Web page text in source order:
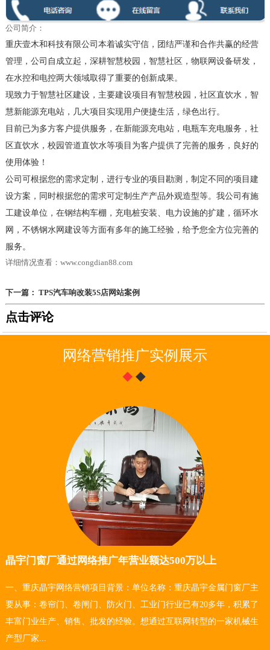
公司简介：
重庆壹木和科技有限公司本着诚实守信，团结严谨和合作共赢的经营
管理，公司自成立起，深耕智慧校园，智慧社区，物联网设备研发，
在水控和电控两大领域取得了重要的创新成果。
现致力于智慧社区建设，主要建设项目有智慧校园，社区直饮水，智
慧新能源充电站，几大项目实现用户便捷生活，绿色出行。
目前已为多方客户提供服务，在新能源充电站，电瓶车充电服务，社
区直饮水，校园管道直饮水等项目为客户提供了完善的服务，良好的
使用体验！
公司可根据您的需求定制，进行专业的项目勘测，制定不同的项目建
设方案，同时根据您的需求可定制生产产品外观造型等。我公司有施
工建设单位，在钢结构车棚，充电桩安装、电力设施的扩建，循环水
网，不锈钢水网建设等方面有多年的施工经验，给予您全方位完善的
服务。
详细情况查看： www.congdian88.com
下一篇： TPS汽车响改装5S店网站案例
点击评论
网络营销推广实例展示
晶宇门窗厂通过网络推广年营业额达500万以上
一、重庆晶宇网络营销项目背景：单位名称：重庆晶宇金属门窗厂主
要从事：卷帘门、卷闸门、防火门、工业门行业已有20多年，积累了
丰富门业生产、销售、批发的经验。想通过互联网转型的一家机械生
产型厂家...